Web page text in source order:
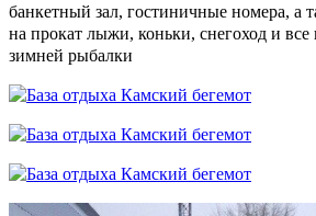
банкетный зал, гостиничные номера, а
на прокат лыжи, коньки, снегоход и
зимней рыбалки